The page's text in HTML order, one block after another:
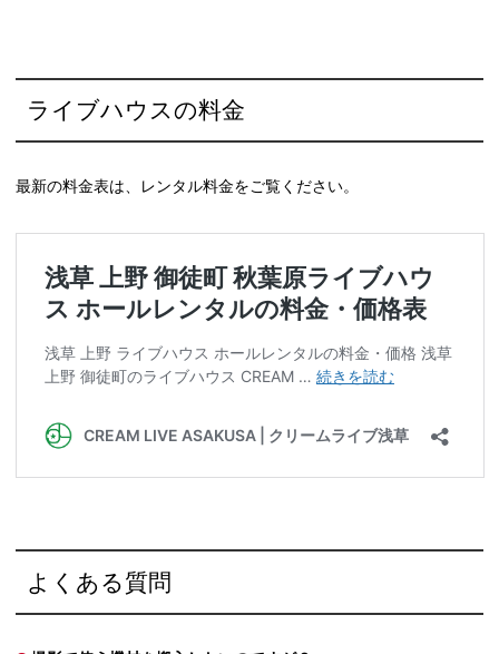
ライブハウスの料金
最新の料金表は、レンタル料金をご覧ください。
よくある質問